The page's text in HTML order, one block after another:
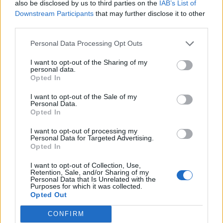
also be disclosed by us to third parties on the IAB’s List of
Downstream Participants that may further disclose it to other
Personal Data Processing Opt Outs
I want to opt-out of the Sharing of my
personal data.
Opted In
I want to opt-out of the Sale of my
Personal Data.
Opted In
I want to opt-out of processing my
Personal Data for Targeted Advertising.
Opted In
I want to opt-out of Collection, Use,
Retention, Sale, and/or Sharing of my
Personal Data that Is Unrelated with the
Purposes for which it was collected.
Opted Out
CONFIRM
17 Luca Di Angelo Macomerese
18 Giacomo Fantasia Thiesi 2
Stefano Gargiulo Ciocca
VISUALIZZA TUTTO